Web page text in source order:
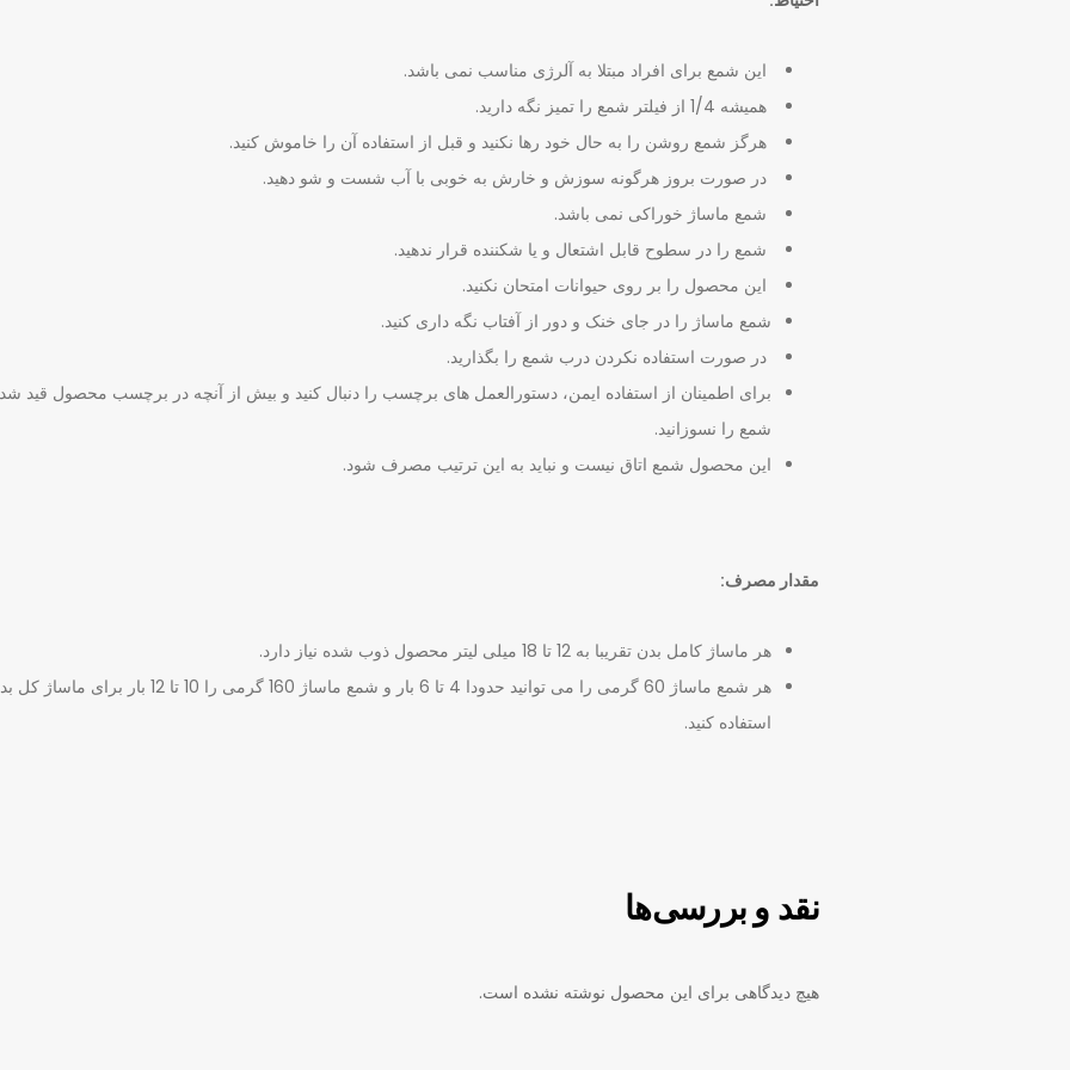
این شمع برای افراد مبتلا به آلرژی مناسب نمی باشد.
همیشه 1/4 از فیلتر شمع را تمیز نگه دارید.
هرگز شمع روشن را به حال خود رها نکنید و قبل از استفاده آن را خاموش کنید.
در صورت بروز هرگونه سوزش و خارش به خوبی با آب شست و شو دهید.
شمع ماساژ خوراکی نمی باشد.
شمع را در سطوح قابل اشتعال و یا شکننده قرار ندهید.
این محصول را بر روی حیوانات امتحان نکنید.
شمع ماساژ را در جای خنک و دور از آفتاب نگه داری کنید.
در صورت استفاده نکردن درب شمع را بگذارید.
برای اطمینان از استفاده ایمن، دستورالعمل های برچسب را دنبال کنید و بیش از آنچه در برچسب محصول قید
شمع را نسوزانید.
این محصول شمع اتاق نیست و نباید به این ترتیب مصرف شود.
مقدار مصرف:
هر ماساژ کامل بدن تقریبا به 12 تا 18 میلی لیتر محصول ذوب شده نیاز دارد.
هر شمع ماساژ 60 گرمی را می توانید حدودا 4 تا 6 بار و شمع ماساژ 160 گرمی را 10 تا 12 بار برای
استفاده کنید.
نقد و بررسی‌ها
هیچ دیدگاهی برای این محصول نوشته نشده است.